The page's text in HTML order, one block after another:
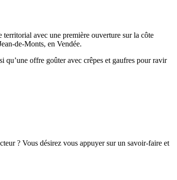
avec une première ouverture sur la côte
de-Monts, en Vendée.
qu’une offre goûter avec crêpes et gaufres pour ravir
? Vous désirez vous appuyer sur un savoir-faire et